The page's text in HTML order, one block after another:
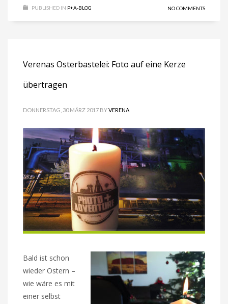
PUBLISHED IN P+A-BLOG NO COMMENTS
Verenas Osterbastelei: Foto auf eine Kerze
übertragen
DONNERSTAG, 30 MÄRZ 2017 BYVERENA
Bald ist schon
wieder Ostern –
wie wäre es mit
einer selbst